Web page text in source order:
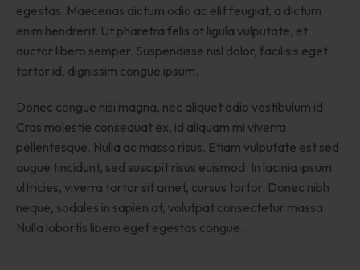
egestas. Maecenas dictum odio ac elit feugiat, a dictum
enim hendrerit. Ut pharetra felis at ligula vulputate, et
auctor libero semper. Suspendisse nisl dolor, facilisis eget
tortor id, dignissim congue ipsum.
Donec congue nisi magna, nec aliquet odio vestibulum id.
Cras molestie consequat ex, id aliquam mi viverra
pellentesque. Nulla ac massa risus. Etiam vulputate est sed
augue tincidunt, sed suscipit risus euismod. In lacinia ipsum
ultricies, viverra tortor sit amet, cursus tortor. Donec nibh
neque, sodales in sapien at, volutpat consectetur massa.
Nulla lobortis libero eget egestas congue.